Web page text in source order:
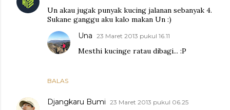
Un akau jugak punyak kucing jalanan sebanyak 4.
Sukane ganggu aku kalo makan Un :)
BALAS
Una 23 Maret 2013 pukul 16.11
Mesthi kucinge ratau dibagi... :P
Djangkaru Bumi 23 Maret 2013 pukul 06.25